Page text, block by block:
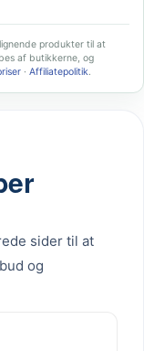
produkter til at
af butikkerne, og
· Affiliatepolitik.
sider til at
og